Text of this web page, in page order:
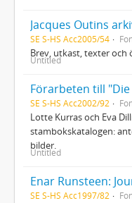
Jacques Outins
SE S-HS Acc2005/54
Brev, utkast, texter och
Untitled
SE S-HS Acc2002/92
Lotte Kurras och Eva
stambokskatalogen:
bilder.
Untitled
Enar Runsteen:
SE S-HS Acc1997/82